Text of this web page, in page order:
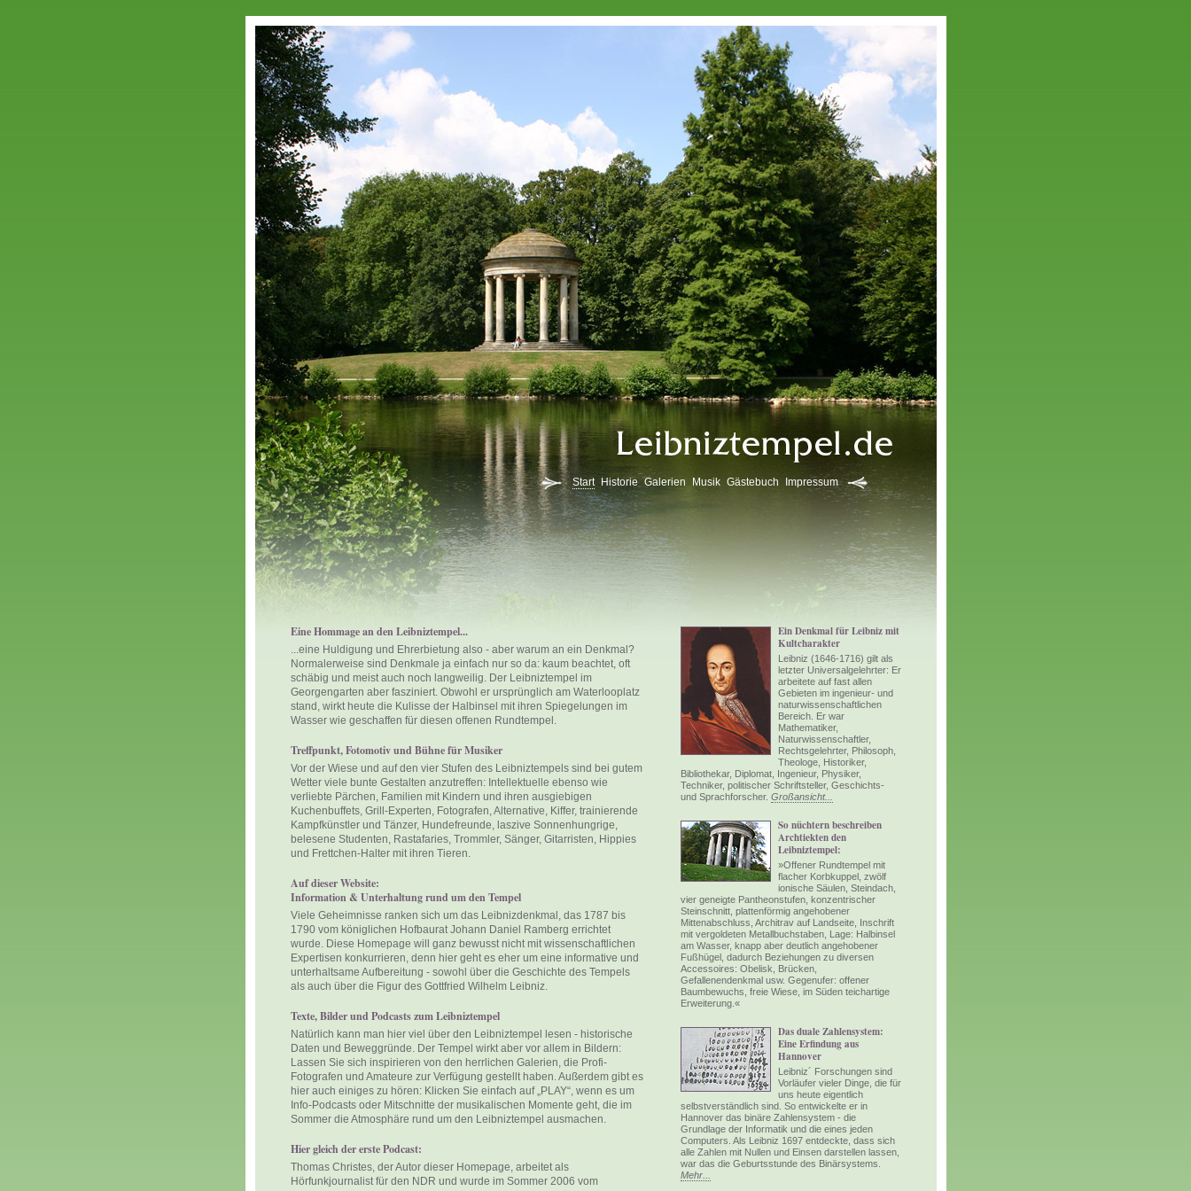
Start Historie Galerien Musik Gästebuch Impressum
Eine Hommage an den Leibniztempel...
...eine Huldigung und Ehrerbietung also - aber warum an ein Denkmal?
Normalerweise sind Denkmale ja einfach nur so da: kaum beachtet, oft
schäbig und meist auch noch langweilig. Der Leibniztempel im
Georgengarten aber fasziniert. Obwohl er ursprünglich am Waterlooplatz
stand, wirkt heute die Kulisse der Halbinsel mit ihren Spiegelungen im
Wasser wie geschaffen für diesen offenen Rundtempel.
Treffpunkt, Fotomotiv und Bühne für Musiker
Vor der Wiese und auf den vier Stufen des Leibniztempels sind bei gutem
Wetter viele bunte Gestalten anzutreffen: Intellektuelle ebenso wie
verliebte Pärchen, Familien mit Kindern und ihren ausgiebigen
Kuchenbuffets, Grill-Experten, Fotografen, Alternative, Kiffer, trainierende
Kampfkünstler und Tänzer, Hundefreunde, laszive Sonnenhungrige,
belesene Studenten, Rastafaries, Trommler, Sänger, Gitarristen, Hippies
und Frettchen-Halter mit ihren Tieren.
Auf dieser Website:
Information & Unterhaltung rund um den Tempel
Viele Geheimnisse ranken sich um das Leibnizdenkmal, das 1787 bis
1790 vom königlichen Hofbaurat Johann Daniel Ramberg errichtet
wurde. Diese Homepage will ganz bewusst nicht mit wissenschaftlichen
Expertisen konkurrieren, denn hier geht es eher um eine informative und
unterhaltsame Aufbereitung - sowohl über die Geschichte des Tempels
als auch über die Figur des Gottfried Wilhelm Leibniz.
Texte, Bilder und Podcasts zum Leibniztempel
Natürlich kann man hier viel über den Leibniztempel lesen - historische
Daten und Beweggründe. Der Tempel wirkt aber vor allem in Bildern:
Lassen Sie sich inspirieren von den herrlichen Galerien, die Profi-
Fotografen und Amateure zur Verfügung gestellt haben. Außerdem gibt es
hier auch einiges zu hören: Klicken Sie einfach auf „PLAY“, wenn es um
Info-Podcasts oder Mitschnitte der musikalischen Momente geht, die im
Sommer die Atmosphäre rund um den Leibniztempel ausmachen.
Hier gleich der erste Podcast:
Thomas Christes, der Autor dieser Homepage, arbeitet als
Hörfunkjournalist für den NDR und wurde im Sommer 2006 vom
Ein Denkmal für Leibniz mit
Kultcharakter
Leibniz (1646-1716) gilt als
letzter Universalgelehrter: Er
arbeitete auf fast allen
Gebieten im ingenieur- und
naturwissenschaftlichen
Bereich. Er war
Mathematiker,
Naturwissenschaftler,
Rechtsgelehrter, Philosoph,
Theologe, Historiker,
Bibliothekar, Diplomat, Ingenieur, Physiker,
Techniker, politischer Schriftsteller, Geschichts-
und Sprachforscher. Großansicht...
So nüchtern beschreiben
Archtiekten den
Leibniztempel:
»Offener Rundtempel mit
flacher Korbkuppel, zwölf
ionische Säulen, Steindach,
vier geneigte Pantheonstufen, konzentrischer
Steinschnitt, plattenförmig angehobener
Mittenabschluss, Architrav auf Landseite, Inschrift
mit vergoldeten Metallbuchstaben, Lage: Halbinsel
am Wasser, knapp aber deutlich angehobener
Fußhügel, dadurch Beziehungen zu diversen
Accessoires: Obelisk, Brücken,
Gefallenendenkmal usw. Gegenufer: offener
Baumbewuchs, freie Wiese, im Süden teichartige
Erweiterung.«
Das duale Zahlensystem:
Eine Erfindung aus
Hannover
Leibniz´ Forschungen sind
Vorläufer vieler Dinge, die für
uns heute eigentlich
selbstverständlich sind. So entwickelte er in
Hannover das binäre Zahlensystem - die
Grundlage der Informatik und die eines jeden
Computers. Als Leibniz 1697 entdeckte, dass sich
alle Zahlen mit Nullen und Einsen darstellen lassen,
war das die Geburtsstunde des Binärsystems.
Mehr...